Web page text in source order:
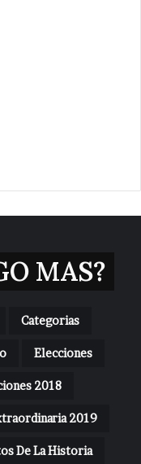
MAS?
Categorias
Elecciones
2018
2019
De La Historia